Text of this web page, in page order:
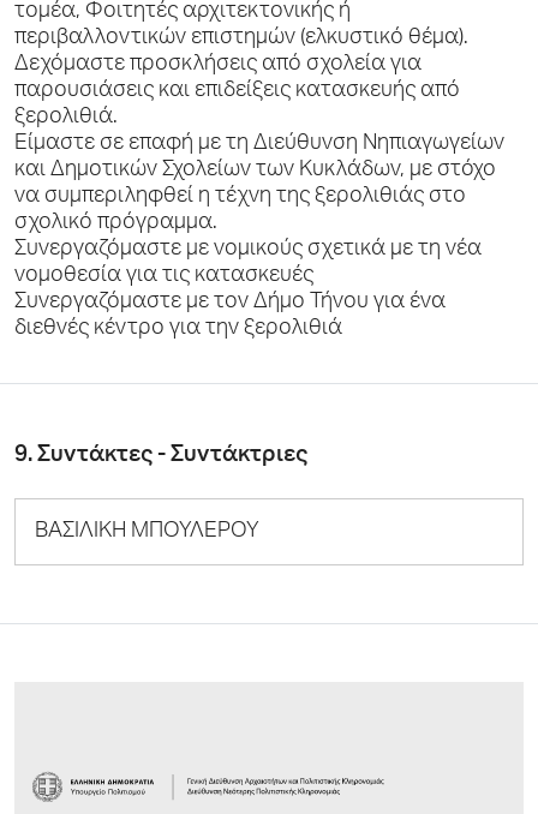
τομέα, Φοιτητές αρχιτεκτονικής ή
περιβαλλοντικών επιστημών (ελκυστικό θέμα).
Δεχόμαστε προσκλήσεις από σχολεία για
παρουσιάσεις και επιδείξεις κατασκευής από
ξερολιθιά.
Είμαστε σε επαφή με τη Διεύθυνση Νηπιαγωγείων
και Δημοτικών Σχολείων των Κυκλάδων, με στόχο
να συμπεριληφθεί η τέχνη της ξερολιθιάς στο
σχολικό πρόγραμμα.
Συνεργαζόμαστε με νομικούς σχετικά με τη νέα
νομοθεσία για τις κατασκευές
Συνεργαζόμαστε με τον Δήμο Τήνου για ένα
διεθνές κέντρο για την ξερολιθιά
9. Συντάκτες - Συντάκτριες
ΒΑΣΙΛΙΚΗ ΜΠΟΥΛΕΡΟΥ